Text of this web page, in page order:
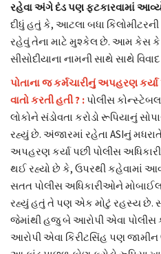
રહેવા અંગે દંડ પણ ફટકારવામાં
દીધું હતું કે, આટલા બધા કિલોમીટરની
રહેવું તેના માટે મુશ્કેલ છે. આમ કેસ કે
સીસોદીયાના નામની સાથે સાથે
પોતાના જ કર્મચારીનું અપહરણ
વાતો કરતી હતી ? :પોલીસ
લોકોને સંડોવતા કરોડો રૂપિયાનું
રહ્યું છે. અંજારમાં રહેતા ASIનું
અપહરણ કર્યા પછી પોલીસ
થઈ રહ્યો છે કે, ઉપરથી કહેવામાં
સતત પોલીસ અધિકારીઓને
રહ્યું હતું તે પણ એક મોટું રહસ્ય છે.
જેમાંથી હજુ બે આરોપી એવા પોલીસ
આરોપી એવા કિરીટસિંહ પણ